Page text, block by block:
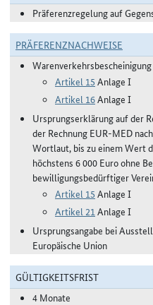
Präferenzregelung auf
PRÄFERENZNACHWEISE
Artikel 15 Anlage I
Artikel 16Anlage I
Ursprungserklärung auf der
der Rechnung EUR-MED
Wortlaut, bis zu einem Wert
höchstens 6 000 Euro ohne
bewilligungsbedürftiger
Artikel 15 Anlage I
Artikel 21Anlage I
Ursprungsangabe bei
Europäische Union
GÜLTIGKEITSFRIST
4 Monate